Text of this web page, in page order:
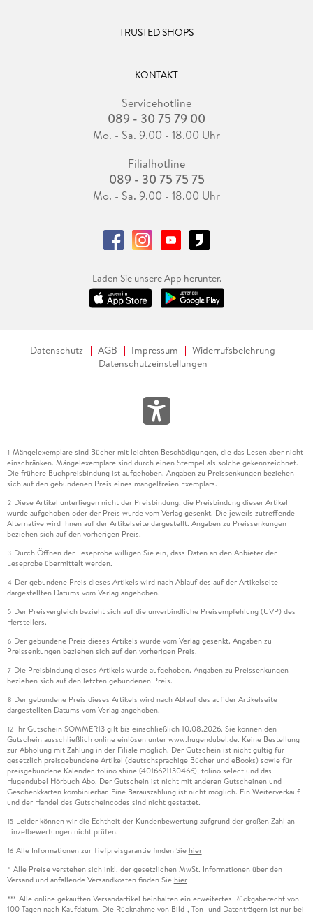
TRUSTED SHOPS
KONTAKT
Servicehotline
089 - 30 75 79 00
Mo. - Sa. 9.00 - 18.00 Uhr
Filialhotline
089 - 30 75 75 75
Mo. - Sa. 9.00 - 18.00 Uhr
Laden Sie unsere App herunter.
Datenschutz AGB Impressum
Widerrufsbelehrung
Datenschutzeinstellungen
1 Mängelexemplare sind Bücher mit leichten Beschädigungen, die das Lesen aber nicht
einschränken. Mängelexemplare sind durch einen Stempel als solche gekennzeichnet.
Die frühere Buchpreisbindung ist aufgehoben. Angaben zu Preissenkungen beziehen
sich auf den gebundenen Preis eines mangelfreien Exemplars.
2 Diese Artikel unterliegen nicht der Preisbindung, die Preisbindung dieser Artikel
wurde aufgehoben oder der Preis wurde vom Verlag gesenkt. Die jeweils zutreffende
Alternative wird Ihnen auf der Artikelseite dargestellt. Angaben zu Preissenkungen
beziehen sich auf den vorherigen Preis.
3 Durch Öffnen der Leseprobe willigen Sie ein, dass Daten an den Anbieter der
Leseprobe übermittelt werden.
4 Der gebundene Preis dieses Artikels wird nach Ablauf des auf der Artikelseite
dargestellten Datums vom Verlag angehoben.
5 Der Preisvergleich bezieht sich auf die unverbindliche Preisempfehlung (UVP) des
Herstellers.
6 Der gebundene Preis dieses Artikels wurde vom Verlag gesenkt. Angaben zu
Preissenkungen beziehen sich auf den vorherigen Preis.
7 Die Preisbindung dieses Artikels wurde aufgehoben. Angaben zu Preissenkungen
beziehen sich auf den letzten gebundenen Preis.
8 Der gebundene Preis dieses Artikels wird nach Ablauf des auf der Artikelseite
dargestellten Datums vom Verlag angehoben.
12 Ihr Gutschein SOMMER13 gilt bis einschließlich 10.08.2026. Sie können den
Gutschein ausschließlich online einlösen unter www.hugendubel.de. Keine Bestellung
zur Abholung mit Zahlung in der Filiale möglich. Der Gutschein ist nicht gültig für
gesetzlich preisgebundene Artikel (deutschsprachige Bücher und eBooks) sowie für
preisgebundene Kalender, tolino shine (4016621130466), tolino select und das
Hugendubel Hörbuch Abo. Der Gutschein ist nicht mit anderen Gutscheinen und
Geschenkkarten kombinierbar. Eine Barauszahlung ist nicht möglich. Ein Weiterverkauf
und der Handel des Gutscheincodes sind nicht gestattet.
15 Leider können wir die Echtheit der Kundenbewertung aufgrund der großen Zahl an
Einzelbewertungen nicht prüfen.
16 Alle Informationen zur Tiefpreisgarantie finden Sie hier
* Alle Preise verstehen sich inkl. der gesetzlichen MwSt. Informationen über den
Versand und anfallende Versandkosten finden Sie hier
*** Alle online gekauften Versandartikel beinhalten ein erweitertes Rückgaberecht von
100 Tagen nach Kaufdatum. Die Rücknahme von Bild-, Ton- und Datenträgern ist nur bei